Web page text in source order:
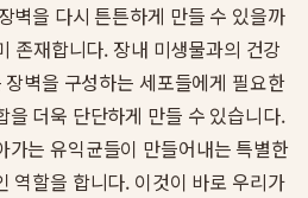
벽을 다시 튼튼하게 만들 수 있을까
존재합니다. 장내 미생물과의 건강
벽을 구성하는 세포들에게 필요한
을 더욱 단단하게 만들 수 있습니다.
가는 유익균들이 만들어내는 특별한
역할을 합니다. 이것이 바로 우리가